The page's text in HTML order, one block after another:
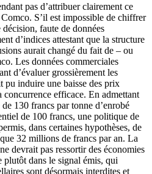
pas d’attribuer clairement ce
S’il est impossible de chiffrer
décision, faute de données
d’indices attestant que la structure
aurait changé du fait de – ou
Les données commerciales
d’évaluer grossièrement les
pu induire une baisse des prix
efficace. En admettant
130 francs par tonne d’enrobé
de 100 francs, une politique de
dans certaines hypothèses, de
32 millions de francs par an. La
devrait pas ressortir des économies
plutôt dans le signal émis, qui
sont désormais interdites et